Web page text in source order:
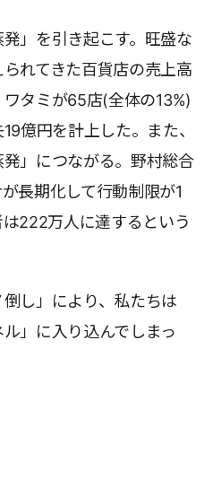
発」を引き起こす。旺盛な
れてきた百貨店の売上高
タミが65店(全体の13%)
億円を計上した。また、
発」につながる。野村総合
長期化して行動制限が1
222万人に達するという
し」により、私たちは
」に入り込んでしまっ